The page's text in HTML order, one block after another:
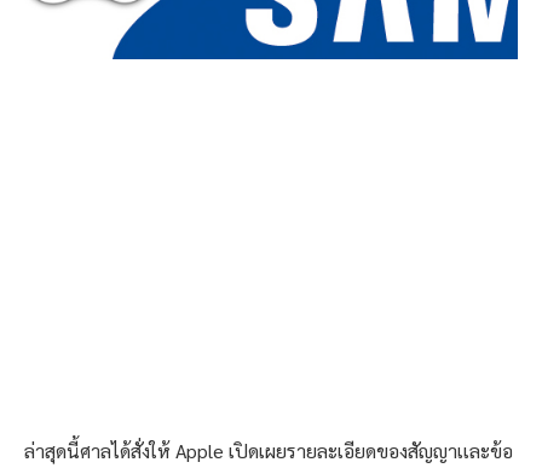
ล่าสุดนี้ศาลได้สั่งให้ Apple เปิดเผยรายละเอียดของสัญญาเเละข้อ